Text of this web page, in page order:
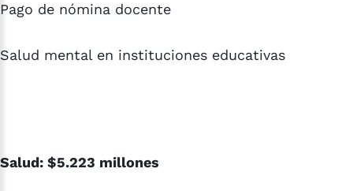
Pago de nómina docente
Salud mental en instituciones educativas
Salud: $5.223 millones